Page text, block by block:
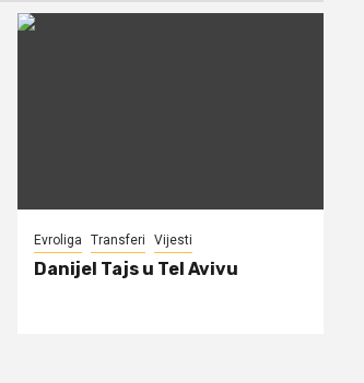
Evroliga Transferi Vijesti
Danijel Tajs u Tel Avivu